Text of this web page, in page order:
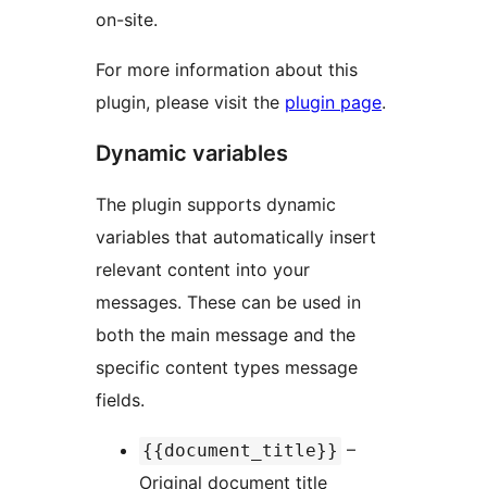
on-site.
For more information about this
plugin, please visit the plugin page.
Dynamic variables
The plugin supports dynamic
variables that automatically insert
relevant content into your
messages. These can be used in
both the main message and the
specific content types message
fields.
{{document_title}} –
Original document title